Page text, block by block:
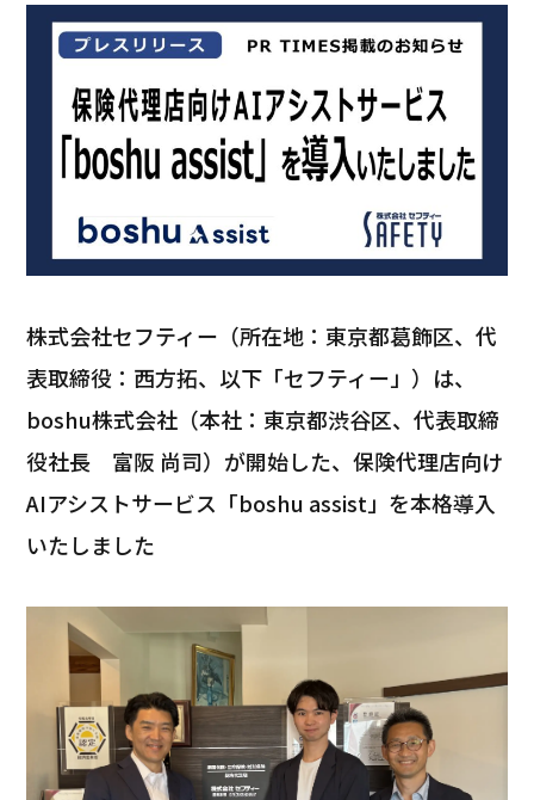
株式会社セフティー（所在地：東京都葛飾区、代
表取締役：西方拓、以下「セフティー」）は、
boshu株式会社（本社：東京都渋谷区、代表取締
役社長 富阪 尚司）が開始した、保険代理店向け
AIアシストサービス「boshu assist」を本格導入
いたしました